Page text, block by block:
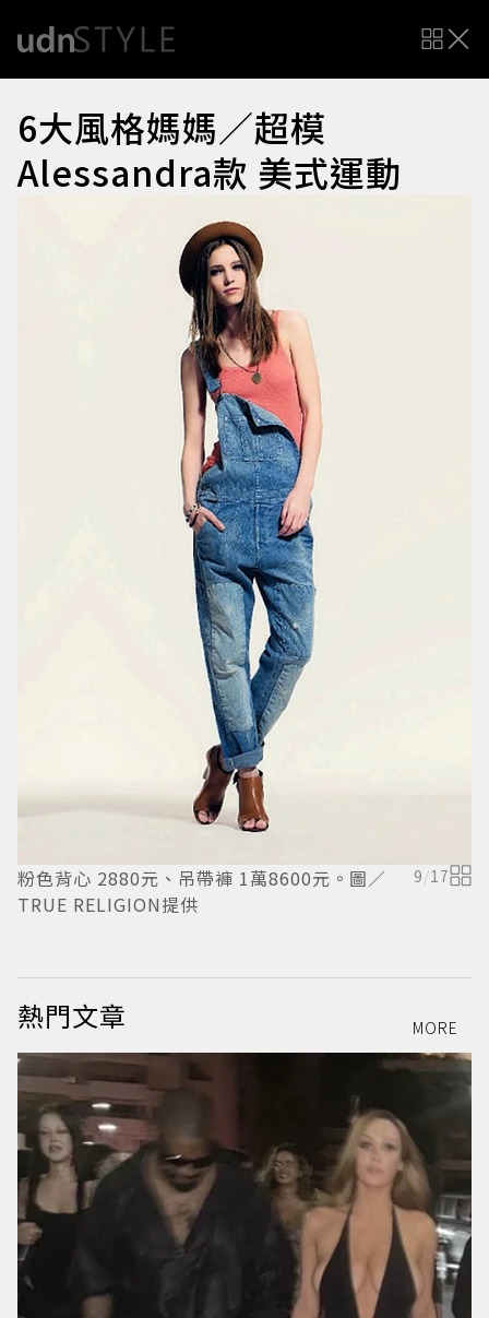
6大風格媽媽／超模
Alessandra款 美式運動
粉色背心 2880元、吊帶褲 1萬8600元。圖／
TRUE RELIGION提供
9 /17
熱門文章 MORE